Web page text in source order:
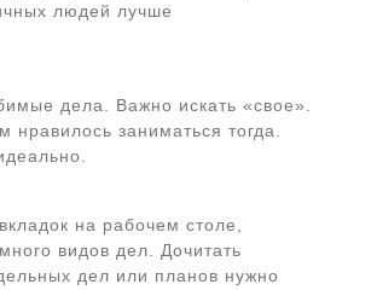
людей лучше
дела. Важно искать «свое».
заниматься тогда.
на рабочем столе,
видов дел. Дочитать
дел или планов нужно